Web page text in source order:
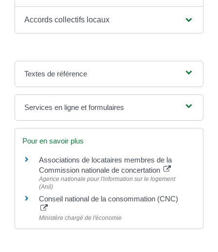
Accords collectifs locaux
Textes de référence
Services en ligne et formulaires
Pour en savoir plus
Associations de locataires membres de la
Commission nationale de concertation
Agence nationale pour l'information sur le logement
(Anil)
Conseil national de la consommation (CNC)
Ministère chargé de l'économie